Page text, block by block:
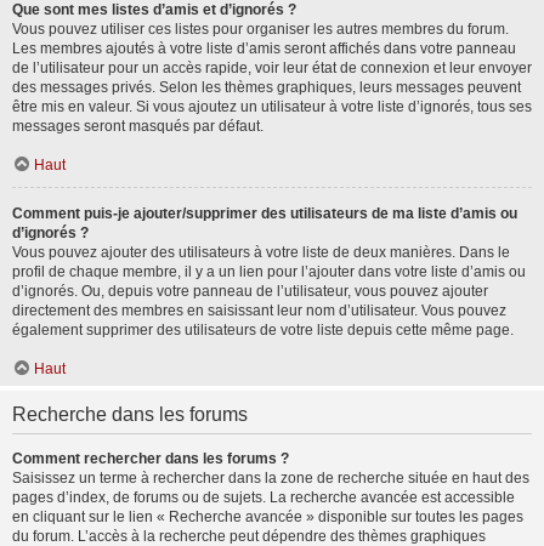
Que sont mes listes d’amis et d’ignorés ?
Vous pouvez utiliser ces listes pour organiser les autres membres du forum.
Les membres ajoutés à votre liste d’amis seront affichés dans votre panneau
de l’utilisateur pour un accès rapide, voir leur état de connexion et leur envoyer
des messages privés. Selon les thèmes graphiques, leurs messages peuvent
être mis en valeur. Si vous ajoutez un utilisateur à votre liste d’ignorés, tous ses
messages seront masqués par défaut.
Haut
Comment puis-je ajouter/supprimer des utilisateurs de ma liste d’amis ou
d’ignorés ?
Vous pouvez ajouter des utilisateurs à votre liste de deux manières. Dans le
profil de chaque membre, il y a un lien pour l’ajouter dans votre liste d’amis ou
d’ignorés. Ou, depuis votre panneau de l’utilisateur, vous pouvez ajouter
directement des membres en saisissant leur nom d’utilisateur. Vous pouvez
également supprimer des utilisateurs de votre liste depuis cette même page.
Haut
Recherche dans les forums
Comment rechercher dans les forums ?
Saisissez un terme à rechercher dans la zone de recherche située en haut des
pages d’index, de forums ou de sujets. La recherche avancée est accessible
en cliquant sur le lien « Recherche avancée » disponible sur toutes les pages
du forum. L’accès à la recherche peut dépendre des thèmes graphiques